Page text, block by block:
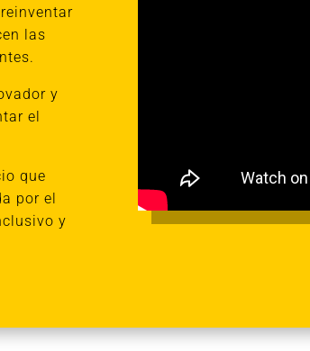
las
y
el
que
por el
y